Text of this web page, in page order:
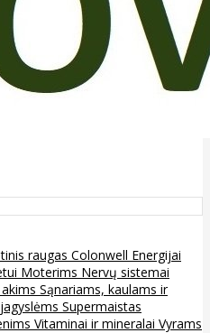
raugas Colonwell Energijai
Moterims Nervų sistemai
Sąnariams, kaulams ir
Supermaistas
Vitaminai ir mineralai Vyrams